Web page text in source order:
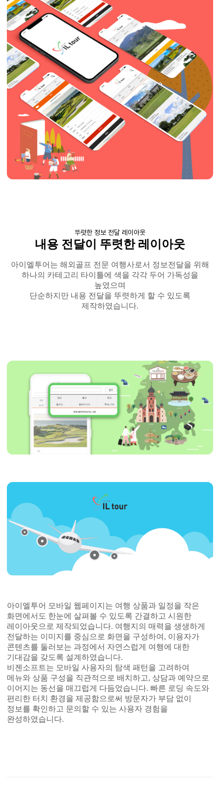
뚜렷한 정보 전달 레이아웃
내용 전달이 뚜렷한 레이아웃
아이엘투어는 해외골프 전문 여행사로서 정보전달을 위해
하나의 카테고리 타이틀에 색을 각각 두어 가독성을
높였으며
단순하지만 내용 전달을 뚜렷하게 할 수 있도록
제작하였습니다.
아이엘투어 모바일 웹페이지는 여행 상품과 일정을 작은
화면에서도 한눈에 살펴볼 수 있도록 간결하고 시원한
레이아웃으로 제작되었습니다. 여행지의 매력을 생생하게
전달하는 이미지를 중심으로 화면을 구성하여, 이용자가
콘텐츠를 둘러보는 과정에서 자연스럽게 여행에 대한
기대감을 갖도록 설계하였습니다.
비젠소프트는 모바일 사용자의 탐색 패턴을 고려하여
메뉴와 상품 구성을 직관적으로 배치하고, 상담과 예약으로
이어지는 동선을 매끄럽게 다듬었습니다. 빠른 로딩 속도와
편리한 터치 환경을 제공함으로써 방문자가 부담 없이
정보를 확인하고 문의할 수 있는 사용자 경험을
완성하였습니다.